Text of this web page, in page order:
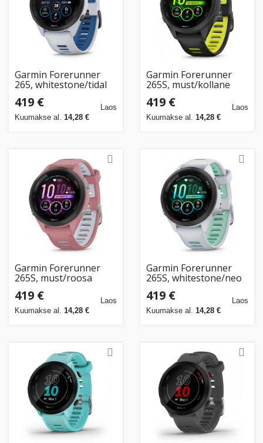
Garmin Forerunner
265, whitestone/tidal
419 €
Kuumakse al. 14,28 €
Laos
Garmin Forerunner
265S, must/kollane
419 €
Kuumakse al. 14,28 €
Laos
Garmin Forerunner
265S, must/roosa
419 €
Kuumakse al. 14,28 €
Laos
Garmin Forerunner
265S, whitestone/neo
419 €
Kuumakse al. 14,28 €
Laos